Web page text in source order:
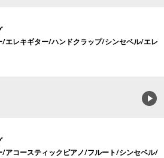
/エレキギター/ハンドクラップ/シンセベル/エレ
/アコースティックピアノ/フルート/シンセベル/